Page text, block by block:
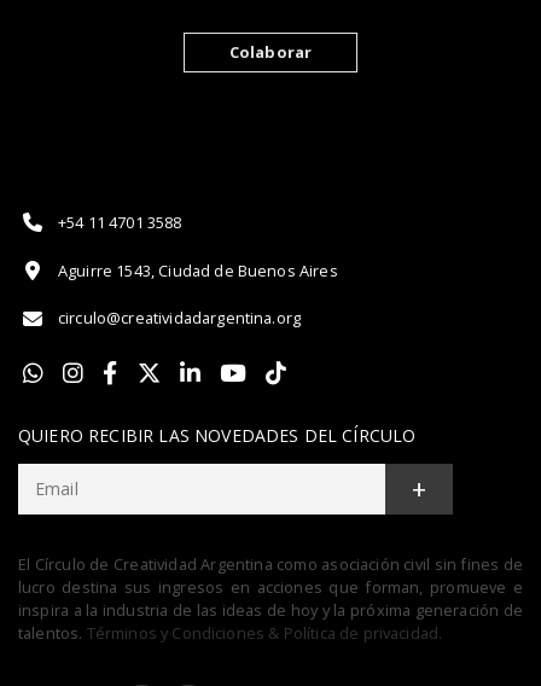
Colaborar
+54 11 4701 3588
Aguirre 1543, Ciudad de Buenos Aires
circulo@creatividadargentina.org
QUIERO RECIBIR LAS NOVEDADES DEL CÍRCULO
+
El Círculo de Creatividad Argentina como asociación civil sin fines de
lucro destina sus ingresos en acciones que forman, promueve e
inspira a la industria de las ideas de hoy y la próxima generación de
talentos. Términos y Condiciones & Política de privacidad.